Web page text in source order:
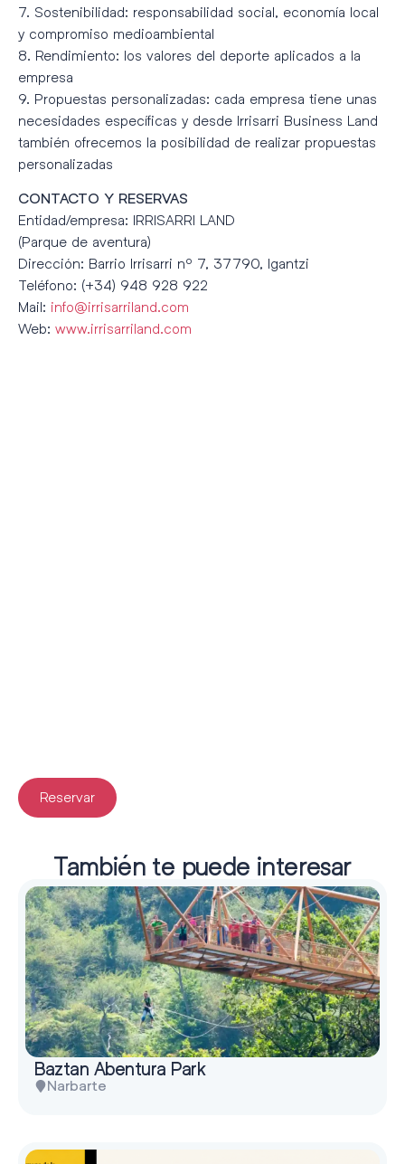
7. Sostenibilidad: responsabilidad social, economía local
y compromiso medioambiental
8. Rendimiento: los valores del deporte aplicados a la
empresa
9. Propuestas personalizadas: cada empresa tiene unas
necesidades específicas y desde Irrisarri Business Land
también ofrecemos la posibilidad de realizar propuestas
personalizadas
CONTACTO Y RESERVAS
Entidad/empresa: IRRISARRI LAND
(Parque de aventura)
Dirección: Barrio lrrisarri nº 7, 37790, Igantzi
Teléfono: (+34) 948 928 922
Mail: info@irrisarriland.com
Web: www.irrisarriland.com
Reservar
También te puede interesar
Baztan Abentura Park
Narbarte